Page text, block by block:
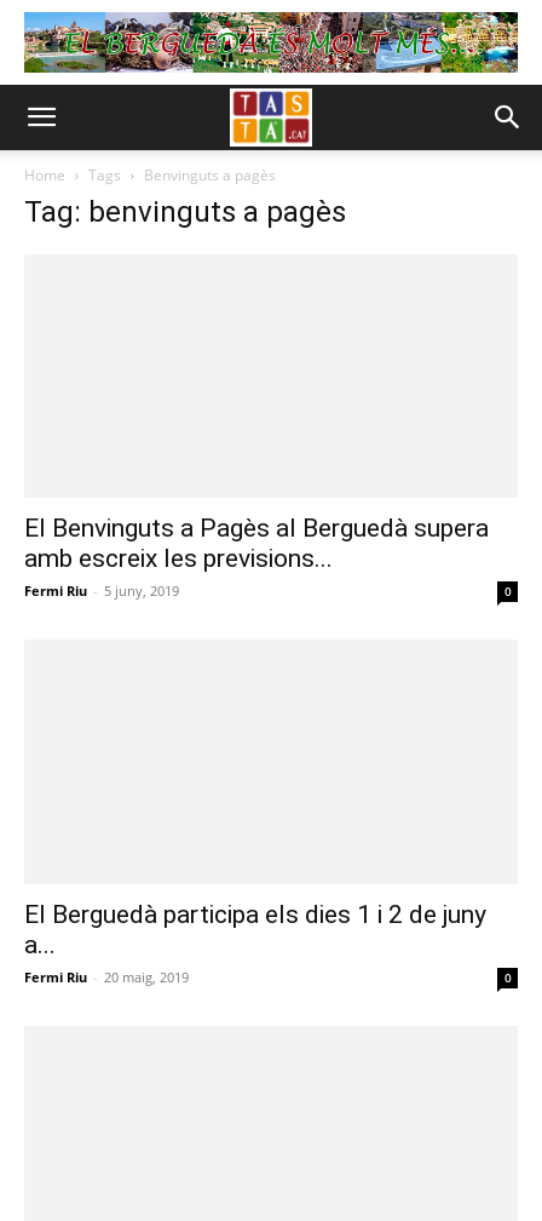
Home Tags Benvinguts a pagès
Tag: benvinguts a pagès
El Benvinguts a Pagès al Berguedà supera
amb escreix les previsions...
Fermi Riu - 5 juny, 2019 0
El Berguedà participa els dies 1 i 2 de juny
a...
Fermi Riu - 20 maig, 2019 0